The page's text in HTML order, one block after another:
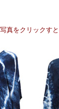
写真をクリックす